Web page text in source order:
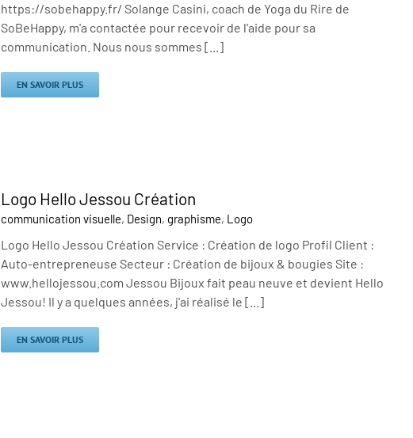
https://sobehappy.fr/ Solange Casini, coach de Yoga du Rire de
SoBeHappy, m'a contactée pour recevoir de l'aide pour sa
communication. Nous nous sommes [...]
EN SAVOIR PLUS
Logo Hello Jessou Création
communication visuelle, Design, graphisme, Logo
Logo Hello Jessou Création Service : Création de logo Profil Client :
Auto-entrepreneuse Secteur : Création de bijoux & bougies Site :
www.hellojessou.com Jessou Bijoux fait peau neuve et devient Hello
Jessou! Il y a quelques années, j'ai réalisé le [...]
EN SAVOIR PLUS